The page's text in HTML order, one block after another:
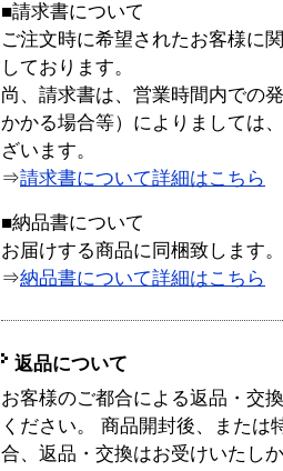
■請求書について
ご注文時に希望されたお客様に
しております。
尚、請求書は、営業時間内での
かかる場合等）によりましては
ざいます。
⇒請求書について詳細はこちら
■納品書について
お届けする商品に同梱致します。
⇒納品書について詳細はこちら
返品について
お客様のご都合による返品・交
ください。 商品開封後、または
合、返品・交換はお受けいたし